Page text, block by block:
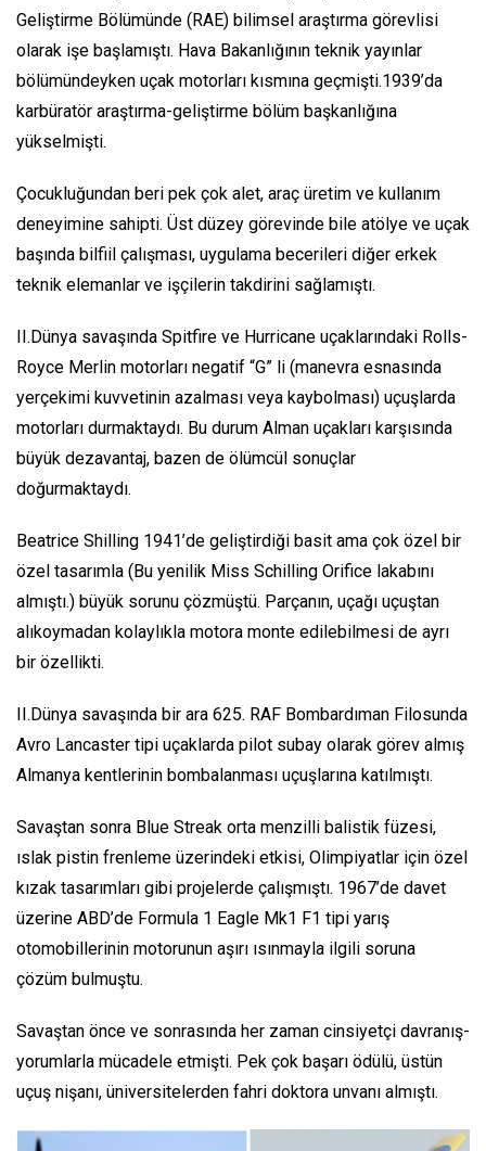
Geliştirme Bölümünde (RAE) bilimsel araştırma görevlisi
olarak işe başlamıştı. Hava Bakanlığının teknik yayınlar
bölümündeyken uçak motorları kısmına geçmişti.1939’da
karbüratör araştırma-geliştirme bölüm başkanlığına
yükselmişti.
Çocukluğundan beri pek çok alet, araç üretim ve kullanım
deneyimine sahipti. Üst düzey görevinde bile atölye ve uçak
başında bilfiil çalışması, uygulama becerileri diğer erkek
teknik elemanlar ve işçilerin takdirini sağlamıştı.
II.Dünya savaşında Spitfire ve Hurricane uçaklarındaki Rolls-
Royce Merlin motorları negatif “G” li (manevra esnasında
yerçekimi kuvvetinin azalması veya kaybolması) uçuşlarda
motorları durmaktaydı. Bu durum Alman uçakları karşısında
büyük dezavantaj, bazen de ölümcül sonuçlar
doğurmaktaydı.
Beatrice Shilling 1941’de geliştirdiği basit ama çok özel bir
özel tasarımla (Bu yenilik Miss Schilling Orifice lakabını
almıştı.) büyük sorunu çözmüştü. Parçanın, uçağı uçuştan
alıkoymadan kolaylıkla motora monte edilebilmesi de ayrı
bir özellikti.
II.Dünya savaşında bir ara 625. RAF Bombardıman Filosunda
Avro Lancaster tipi uçaklarda pilot subay olarak görev almış
Almanya kentlerinin bombalanması uçuşlarına katılmıştı.
Savaştan sonra Blue Streak orta menzilli balistik füzesi,
ıslak pistin frenleme üzerindeki etkisi, Olimpiyatlar için özel
kızak tasarımları gibi projelerde çalışmıştı. 1967’de davet
üzerine ABD’de Formula 1 Eagle Mk1 F1 tipi yarış
otomobillerinin motorunun aşırı ısınmayla ilgili soruna
çözüm bulmuştu.
Savaştan önce ve sonrasında her zaman cinsiyetçi davranış-
yorumlarla mücadele etmişti. Pek çok başarı ödülü, üstün
uçuş nişanı, üniversitelerden fahri doktora unvanı almıştı.